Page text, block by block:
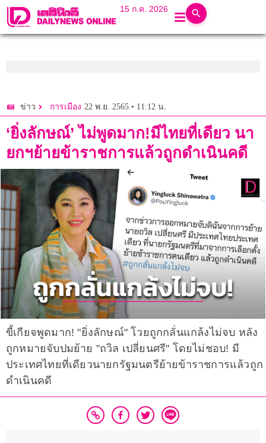
15 ก.ค. 2026
ข่าว การเมือง 22 พ.ย. 2565 • 11:12 น.
‘ยิ่งลักษณ์’ ไม่พูดมาก!มีไทยที่เดียว นา
ยกฯย้ายข้าราชการแล้วถูกดำเนินคดี
ขี้เกียจพูดมาก! "ยิ่งลักษณ์" โวยถูกกลั่นแกล้งไม่จบ หลัง
ถูกหมายจับปมย้าย "ถวิล เปลี่ยนศรี" โดยไม่ชอบ! มี
ประเทศไทยที่เดียวนายกรัฐมนตรีย้ายข้าราชการแล้วถูก
ดำเนินคดี